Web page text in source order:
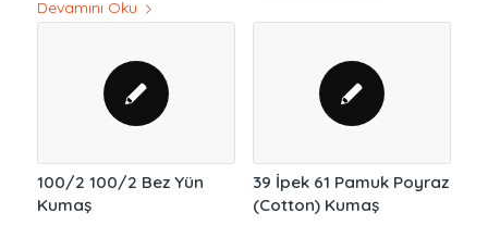
Devamını Oku
100/2 100/2 Bez Yün
Kumaş
39 İpek 61 Pamuk Poyraz
(Cotton) Kumaş